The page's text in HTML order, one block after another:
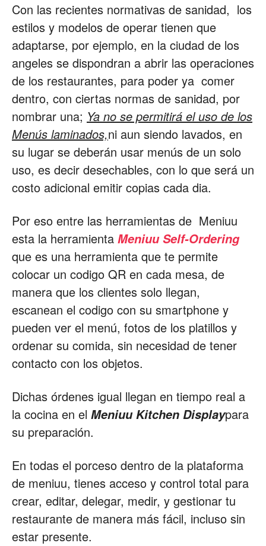
Con las recientes normativas de sanidad, los
estilos y modelos de operar tienen que
adaptarse, por ejemplo, en la ciudad de los
angeles se dispondran a abrir las operaciones
de los restaurantes, para poder ya comer
dentro, con ciertas normas de sanidad, por
nombrar una; Ya no se permitirá el uso de los
Menús laminados,ni aun siendo lavados, en
su lugar se deberán usar menús de un solo
uso, es decir desechables, con lo que será un
costo adicional emitir copias cada dia.
Por eso entre las herramientas de Meniuu
esta la herramienta Meniuu Self-Ordering
que es una herramienta que te permite
colocar un codigo QR en cada mesa, de
manera que los clientes solo llegan,
escanean el codigo con su smartphone y
pueden ver el menú, fotos de los platillos y
ordenar su comida, sin necesidad de tener
contacto con los objetos.
Dichas órdenes igual llegan en tiempo real a
la cocina en el Meniuu Kitchen Displaypara
su preparación.
En todas el porceso dentro de la plataforma
de meniuu, tienes acceso y control total para
crear, editar, delegar, medir, y gestionar tu
restaurante de manera más fácil, incluso sin
estar presente.